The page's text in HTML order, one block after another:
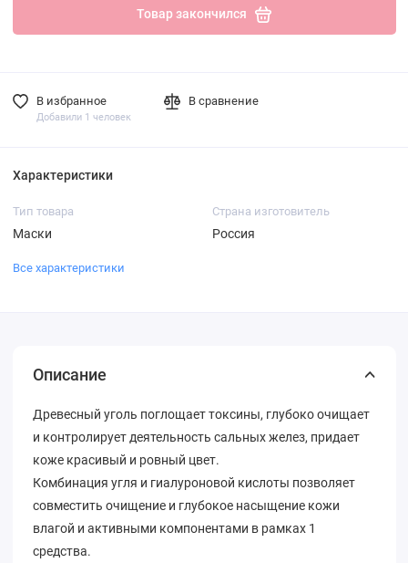
Товар закончился
В избранное
Добавили 1 человек
В сравнение
Характеристики
Тип товара
Маски
Страна изготовитель
Россия
Все характеристики
Описание
Древесный уголь поглощает токсины, глубоко очищает
и контролирует деятельность сальных желез, придает
коже красивый и ровный цвет.
Комбинация угля и гиалуроновой кислоты позволяет
совместить очищение и глубокое насыщение кожи
влагой и активными компонентами в рамках 1
средства.